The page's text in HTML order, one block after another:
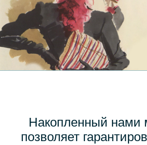
Накопленный нами
позволяет